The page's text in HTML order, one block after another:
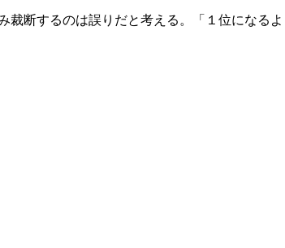
裁断するのは誤りだと考える。「１位にな